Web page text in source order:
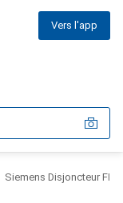
Vers l'app
Siemens Disjoncteur FI